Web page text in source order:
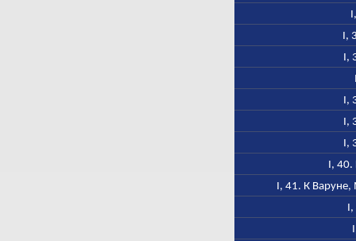
I,
I,
I,
I,
I,
I, 40.
I, 41. К